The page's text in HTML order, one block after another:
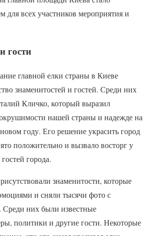
для всех участников мероприятия и
гости
главной елки страны в Киеве
знаменитостей и гостей. Среди них
Кличко, который выразил
нашей страны и надежде на
году. Его решение украсить город
положительно и вызвало восторг у
города.
знаменитости, которые
и сняли тысячи фото с
Среди них были известные
политики и другие гости. Некоторые